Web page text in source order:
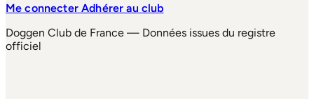
Me connecterAdhérer au club
Doggen Club de France — Données issues du registre
officiel